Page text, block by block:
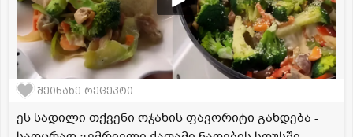
შეინახე რეცეპტი
ეს სადილი თქვენი ოჯახის ფავორიტი გახდება -